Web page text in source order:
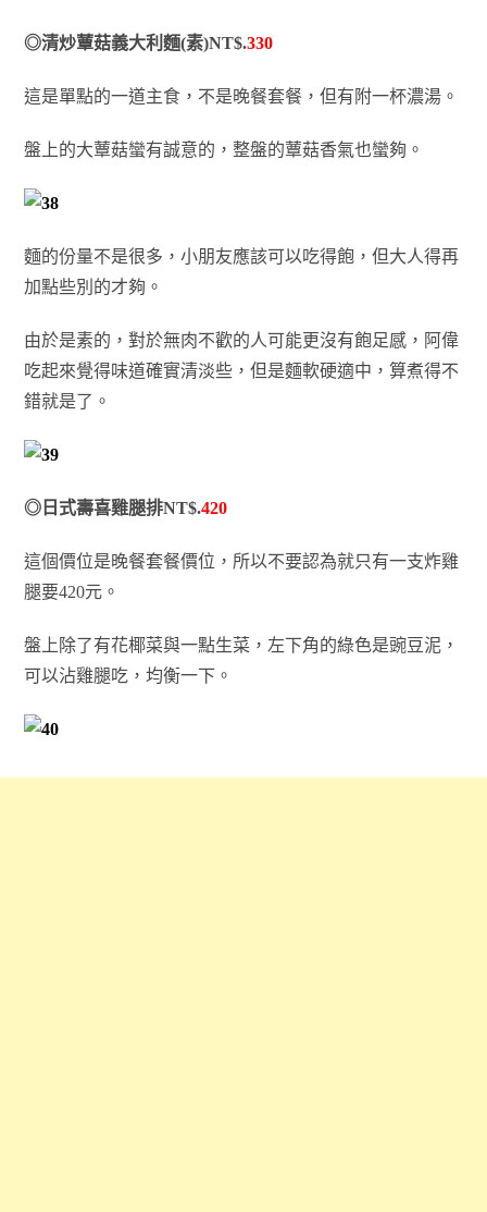
◎清炒蕈菇義大利麵(素)NT$.330
這是單點的一道主食，不是晚餐套餐，但有附一杯濃湯。
盤上的大蕈菇蠻有誠意的，整盤的蕈菇香氣也蠻夠。
麵的份量不是很多，小朋友應該可以吃得飽，但大人得再
加點些別的才夠。
由於是素的，對於無肉不歡的人可能更沒有飽足感，阿偉
吃起來覺得味道確實清淡些，但是麵軟硬適中，算煮得不
錯就是了。
◎日式壽喜雞腿排NT$.420
這個價位是晚餐套餐價位，所以不要認為就只有一支炸雞
腿要420元。
盤上除了有花椰菜與一點生菜，左下角的綠色是豌豆泥，
可以沾雞腿吃，均衡一下。